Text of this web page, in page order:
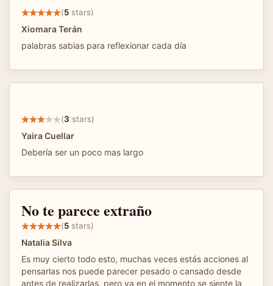
(5 stars)
Xiomara Terán
palabras sabias para reflexionar cada día
(3 stars)
Yaira Cuellar
Debería ser un poco mas largo
No te parece extraño
(5 stars)
Natalia Silva
Es muy cierto todo esto, muchas veces estás acciones al
pensarlas nos puede parecer pesado o cansado desde
antes de realizarlas, pero ya en el momento se siente la